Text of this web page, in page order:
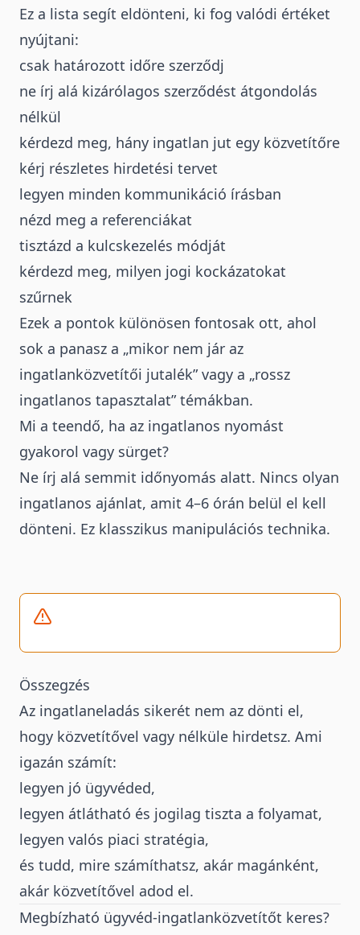
Ez a lista segít eldönteni, ki fog valódi értéket
nyújtani:
csak határozott időre szerződj
ne írj alá kizárólagos szerződést átgondolás
nélkül
kérdezd meg, hány ingatlan jut egy közvetítőre
kérj részletes hirdetési tervet
legyen minden kommunikáció írásban
nézd meg a referenciákat
tisztázd a kulcskezelés módját
kérdezd meg, milyen jogi kockázatokat
szűrnek
Ezek a pontok különösen fontosak ott, ahol
sok a panasz a „mikor nem jár az
ingatlanközvetítői jutalék” vagy a „rossz
ingatlanos tapasztalat” témákban.
Mi a teendő, ha az ingatlanos nyomást
gyakorol vagy sürget?
Ne írj alá semmit időnyomás alatt. Nincs olyan
ingatlanos ajánlat, amit 4–6 órán belül el kell
dönteni. Ez klasszikus manipulációs technika.
Összegzés
Az ingatlaneladás sikerét nem az dönti el,
hogy közvetítővel vagy nélküle hirdetsz. Ami
igazán számít:
legyen jó ügyvéded,
legyen átlátható és jogilag tiszta a folyamat,
legyen valós piaci stratégia,
és tudd, mire számíthatsz, akár magánként,
akár közvetítővel adod el.
Megbízható ügyvéd-ingatlanközvetítőt keres?